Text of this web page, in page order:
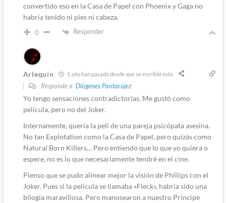
convertido eso en la Casa de Papel con Phoenix y Gaga no
habría tenido ni pies ni cabeza.
0 Responder
Arlequín 1 año han pasado desde que se escribió esto
Responde a Diógenes Pantarújez
Yo tengo sensaciones contradictorias. Me gustó como
película, pero no del Joker.
Internamente, quería la peli de una pareja psicópata asesina.
No tan Explotation como la Casa de Papel, pero quizás como
Natural Born Killers… Pero entiendo que lo que yo quiera o
espere, no es lo que necesariamente tendré en el cine.
Pienso que se pudo alinear mejor la visión de Phillips con el
Joker. Pues si la película se llamaba «Fleck», habría sido una
bilogía maravillosa. Pero manosearon a nuestro Príncipe